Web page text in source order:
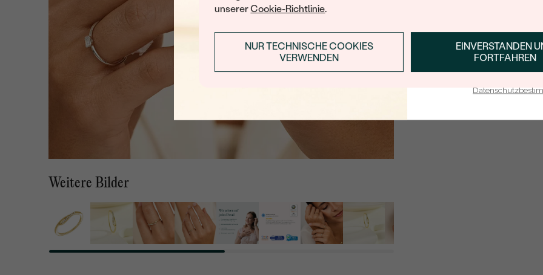
unsererCookie-Richtlinie.
EINVERSTANDEN
FORTFAHREN
NUR TECHNISCHE COOKIES
VERWENDEN
Weitere Bilder
REINHEIT:ANMELDEN &
E-Mail-Adresse je bei uns in